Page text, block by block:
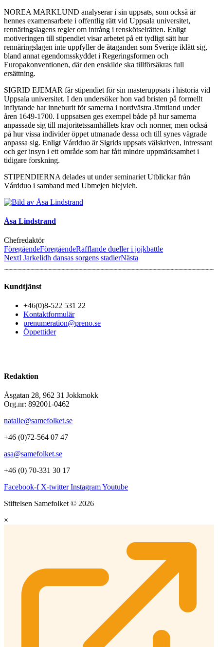
NOREA MARKLUND analyserar i sin uppsats, som också är
hennes examensarbete i offentlig rätt vid Uppsala universitet,
rennäringslagens regler om intrång i renskötselrätten. Enligt
motiveringen till stipendiet visar arbetet på ett tydligt sätt hur
rennäringslagen inte uppfyller de åtaganden som Sverige iklätt sig,
bland annat egendomsskyddet i Regeringsformen och
Europakonventionen, där den enskilde ska tillförsäkras full
ersättning.
SIGRID EJEMAR får stipendiet för sin masteruppsats i historia vid
Uppsala universitet. I den undersöker hon vad bristen på formellt
inflytande har inneburit för samerna i nordvästra Jämtland under
åren 1649-1700. I uppsatsen ges exempel både på hur samerna
anpassade sig till majoritetssamhällets krav och normer, men också
på hur vissa individer öppet utmanade dessa och till synes vägrade
anpassa sig. Enligt Várdduo är Sigrids uppsats välskriven, intressant
och ger insyn i ett område som har fått mindre uppmärksamhet i
tidigare forskning.
STIPENDIERNA delades ut under seminariet Utblickar från
Várdduo i samband med Ubmejen biejvieh.
Åsa Lindstrand
Chefredaktör
FöregåendeFöregåendeRafflande dueller i jojkbattle
NextI Jarkelidh dansas sorgens stadierNästa
Kundtjänst
+46(0)8-522 531 22
Kontaktformulär
prenumeration@preno.se
Öppettider
Redaktion
Åsgatan 28, 962 31 Jokkmokk
Org.nr: 892001-0462
natalie@samefolket.se
+46 (0)72-564 07 47
asa@samefolket.se
+46 (0) 70-331 30 17
Facebook-f X-twitter InstagramYoutube
Stiftelsen Samefolket © 2026
×